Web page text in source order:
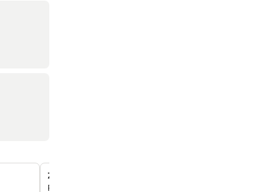
Zona de salón compartida
Relájate y socializa en el acogedor salón compartido,